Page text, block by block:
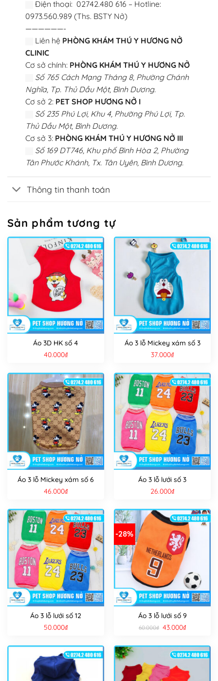
Điện thoại: 02742.480 616 – Hotline:
0973.560.989 (Ths. BSTY Nở)
——————-
Liên hệ PHÒNG KHÁM THÚ Y HƯƠNG NỞ
CLINIC
Cơ sở chính: PHÒNG KHÁM THÚ Y HƯƠNG NỞ
Số 765 Cách Mạng Tháng 8, Phường Chánh
Nghĩa, Tp. Thủ Dầu Một, Bình Dương.
Cơ sở 2: PET SHOP HƯƠNG NỞ I
Số 235 Phú Lợi, Khu 4, Phường Phú Lợi, Tp.
Thủ Dầu Một, Bình Dương.
Cơ sở 3: PHÒNG KHÁM THÚ Y HƯƠNG NỞ III
Số 169 DT746, Khu phố Bình Hòa 2, Phường
Tân Phước Khánh, Tx. Tân Uyên, Bình Dương.
Thông tin thanh toán
Sản phẩm tương tự
Áo 3D HK số 4
40.000₫
Áo 3 lỗ Mickey xám số 3
37.000₫
Áo 3 lỗ Mickey xám số 6
46.000₫
Áo 3 lỗ lưới số 3
26.000₫
Áo 3 lỗ lưới số 12
50.000₫
-28%
Áo 3 lỗ lưới số 9
60.000₫ Giá
gốc
60.000₫.
43.000₫Giá
hiện
là:
43.000₫.